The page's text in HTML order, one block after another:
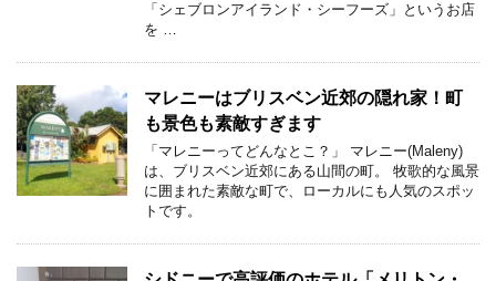
「シェブロンアイランド・シーフーズ」というお店
を …
マレニーはブリスベン近郊の隠れ家！町
も景色も素敵すぎます
「マレニーってどんなとこ？」 マレニー(Maleny)
は、ブリスベン近郊にある山間の町。 牧歌的な風景
に囲まれた素敵な町で、ローカルにも人気のスポッ
トです。